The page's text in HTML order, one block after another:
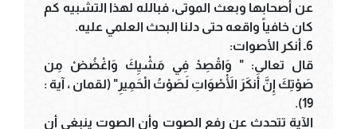
عن أصحابها وبعث الموتى، فبالله لهذا التشبيه كم
كان خافياً واقعه حتى دلنا البحث العلمي عليه.
6ـ أنكر الأصوات:
قال تعالى: " وَاقْصِدْ فِي مَشْيِكَ وَاغْضُضْ مِن
صَوْتِكَ إِنَّ أَنكَرَ الْأَصْوَاتِ لَصَوْتُ الْحَمِيرِ" (لقمان ، آية :
19).
الآية تتحدث عن رفع الصوت وأن الصوت ينبغي أن